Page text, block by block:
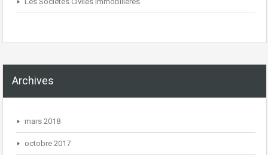
Archives
mars 2018
octobre 2017